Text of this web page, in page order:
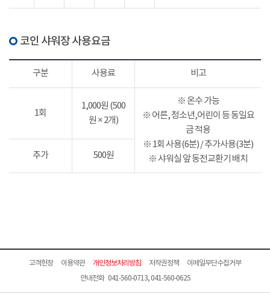
코인 샤워장 사용요금
구분 사용료 비고
1회
1,000원 (500
원 × 2개)
※ 온수 가능
※ 어른, 청소년,어린이 등 동일요
금 적용
※ 1회 사용(6분) / 추가사용(3분)
※ 샤워실 앞 동전교환기 배치
추가 500원
고객헌장 이용약관 개인정보처리방침 저작권정책
이메일무단수집거부
안내전화 041-560-0713, 041-560-0625